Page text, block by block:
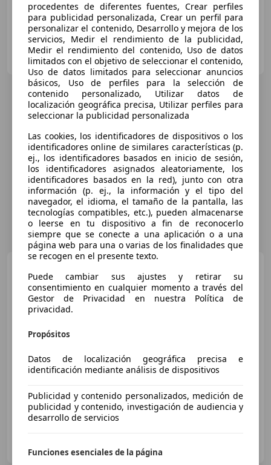
HR MOTOR COLLADO VILLALBA
ES-28400 COLLADO VILLALBA
MC26 1.5 116CV Play
01/2026 5.055 km
Electro/Gasolina
ES-04230 HUERCAL DE ALMERIA
procedentes de diferentes fuentes, Crear perfiles
para publicidad personalizada, Crear un perfil para
personalizar el contenido, Desarrollo y mejora de los
servicios, Medir el rendimiento de la publicidad,
Medir el rendimiento del contenido, Uso de datos
limitados con el objetivo de seleccionar el contenido,
Uso de datos limitados para seleccionar anuncios
básicos, Uso de perfiles para la selección de
contenido personalizado, Utilizar datos de
localización geográfica precisa, Utilizar perfiles para
seleccionar la publicidad personalizada
Las cookies, los identificadores de dispositivos o los
identificadores online de similares características (p.
ej., los identificadores basados en inicio de sesión,
los identificadores asignados aleatoriamente, los
identificadores basados en la red), junto con otra
información (p. ej., la información y el tipo del
navegador, el idioma, el tamaño de la pantalla, las
tecnologías compatibles, etc.), pueden almacenarse
o leerse en tu dispositivo a fin de reconocerlo
siempre que se conecte a una aplicación o a una
página web para una o varias de los finalidades que
se recogen en el presente texto.
Puede cambiar sus ajustes y retirar su
consentimiento en cualquier momento a través del
Gestor de Privacidad en nuestra Política de
privacidad.
Propósitos
Datos de localización geográfica precisa e
identificación mediante análisis de dispositivos
Publicidad y contenido personalizados, medición de
publicidad y contenido, investigación de audiencia y
desarrollo de servicios
Funciones esenciales de la página